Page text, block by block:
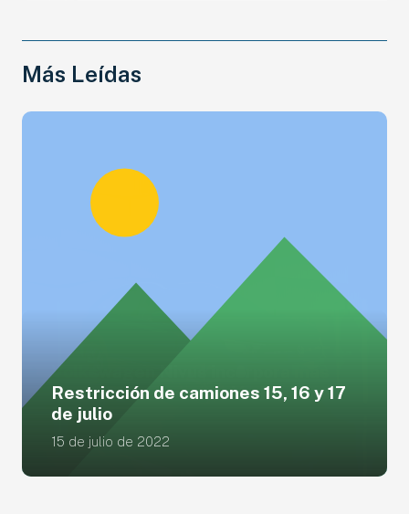
Más Leídas
Restricción de camiones 15, 16 y 17
de julio
15 de julio de 2022